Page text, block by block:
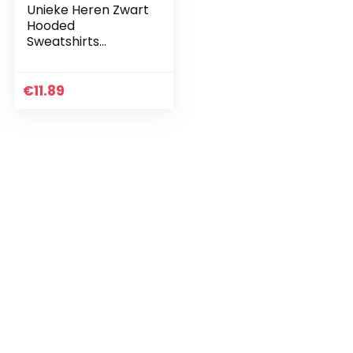
Unieke Heren Zwart
Hooded
Sweatshirts
Mannelijke Hip Hop
€11.89